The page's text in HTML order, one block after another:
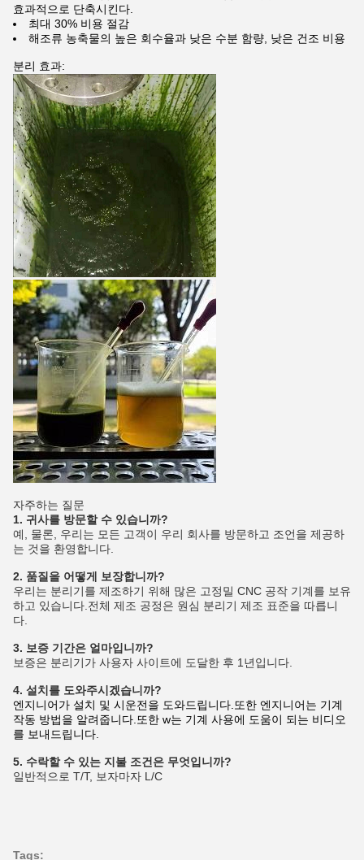
효과적으로 단축시킨다.
최대 30% 비용 절감
해조류 농축물의 높은 회수율과 낮은 수분 함량, 낮은 건조 비용
분리 효과:
자주하는 질문
1. 귀사를 방문할 수 있습니까?
예, 물론, 우리는 모든 고객이 우리 회사를 방문하고 조언을 제공하
는 것을 환영합니다.
2. 품질을 어떻게 보장합니까?
우리는 분리기를 제조하기 위해 많은 고정밀 CNC 공작 기계를 보유
하고 있습니다.전체 제조 공정은 원심 분리기 제조 표준을 따릅니
다.
3. 보증 기간은 얼마입니까?
보증은 분리기가 사용자 사이트에 도달한 후 1년입니다.
4. 설치를 도와주시겠습니까?
엔지니어가 설치 및 시운전을 도와드립니다.또한 엔지니어는 기계
작동 방법을 알려줍니다.또한 w는 기계 사용에 도움이 되는 비디오
를 보내드립니다.
5. 수락할 수 있는 지불 조건은 무엇입니까?
일반적으로 T/T, 보자마자 L/C
Tags: